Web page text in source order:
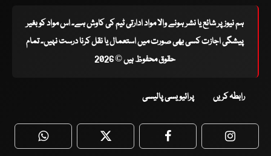
ہم نیوز پر شائع یا نشر ہونے والا مواد ادارتی ٹیم کی کاوش ہے۔ اس مواد کو بغیر
پیشگی اجازت کسی بھی صورت میں استعمال یا نقل کرنا درست نہیں۔ تمام
حقوق محفوظ ہیں © 2026
رابطہ کریں پرائیویسی پالیسی
WhatsApp Twitter Facebook